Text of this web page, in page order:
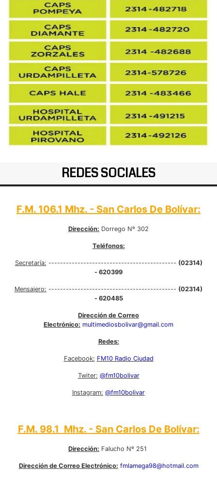
REDES SOCIALES
F.M. 106.1 Mhz. - San Carlos De Bolívar:
Dirección: Dorrego Nº 302
Teléfonos:
Secretaría: -------------------------------------------- (02314)
- 620399
Mensajero: -------------------------------------------- (02314)
- 620485
Dirección de Correo
Electrónico: multimediosbolivar@gmail.com
Redes:
Facebook: FM10 Radio Ciudad
Twiter: @fm10bolivar
Instagram: @fm10bolivar
F.M. 98.1 Mhz. - San Carlos De Bolívar:
Dirección: Falucho Nº 251
Dirección de Correo Electrónico: fmlamega98@hotmail.com